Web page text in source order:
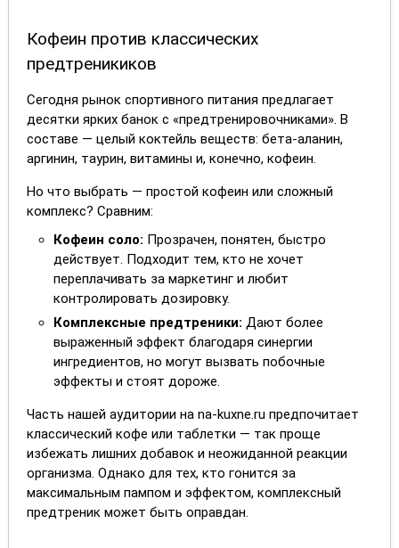
Кофеин против классических
предтреникиков
Сегодня рынок спортивного питания предлагает
десятки ярких банок с «предтренировочниками». В
составе — целый коктейль веществ: бета-аланин,
аргинин, таурин, витамины и, конечно, кофеин.
Но что выбрать — простой кофеин или сложный
комплекс? Сравним:
Кофеин соло: Прозрачен, понятен, быстро
действует. Подходит тем, кто не хочет
переплачивать за маркетинг и любит
контролировать дозировку.
Комплексные предтреники: Дают более
выраженный эффект благодаря синергии
ингредиентов, но могут вызвать побочные
эффекты и стоят дороже.
Часть нашей аудитории на na-kuxne.ru предпочитает
классический кофе или таблетки — так проще
избежать лишних добавок и неожиданной реакции
организма. Однако для тех, кто гонится за
максимальным пампом и эффектом, комплексный
предтреник может быть оправдан.